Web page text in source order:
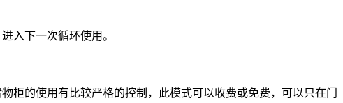
入下一次循环使用。
的使用有比较严格的控制，此模式可以收费或免费，可以只在门